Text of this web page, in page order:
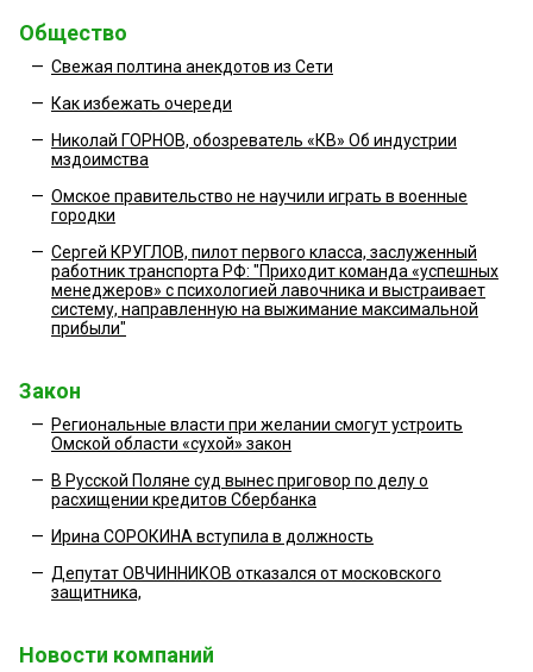
Общество
— Свежая полтина анекдотов из Сети
— Как избежать очереди
— Николай ГОРНОВ, обозреватель «КВ» Об индустрии
мздоимства
— Омское правительство не научили играть в военные
городки
— Сергей КРУГЛОВ, пилот первого класса, заслуженный
работник транспорта РФ: "Приходит команда «успешных
менеджеров» с психологией лавочника и выстраивает
систему, направленную на выжимание максимальной
прибыли"
Закон
— Региональные власти при желании смогут устроить
Омской области «сухой» закон
— В Русской Поляне суд вынес приговор по делу о
расхищении кредитов Сбербанка
— Ирина СОРОКИНА вступила в должность
— Депутат ОВЧИННИКОВ отказался от московского
защитника,
Новости компаний